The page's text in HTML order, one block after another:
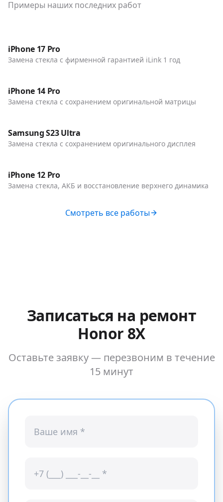
Примеры наших последних работ
Телефоны
iPhone 17 Pro
Замена стекла с фирменной гарантией iLink 1 год
Телефоны
До / После
iPhone 14 Pro
Замена стекла с сохранением оригинальной матрицы
Телефоны
До / После
Samsung S23 Ultra
Замена стекла с сохранением оригинального дисплея
Телефоны
До / После
iPhone 12 Pro
Замена стекла, АКБ и восстановление верхнего динамика
Смотреть все работы
Записаться на ремонт
Honor 8X
Оставьте заявку — перезвоним в течение
15 минут